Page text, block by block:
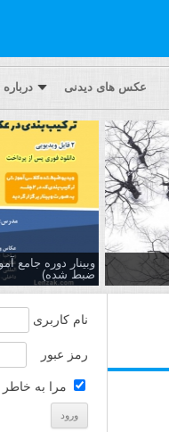
عکس های دیدنی درباره
وبینار دوره جامع
ضبط شده)
نام کاربری
رمز عبور
مرا به خاطر